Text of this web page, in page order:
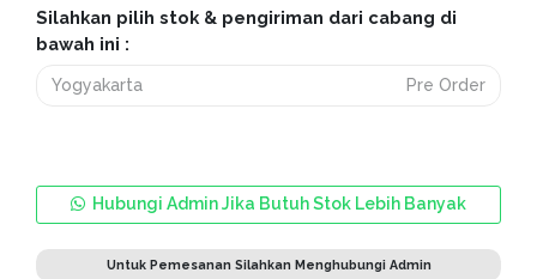
Silahkan pilih stok & pengiriman dari cabang di
bawah ini :
Yogyakarta Pre Order
Hubungi Admin Jika Butuh Stok Lebih Banyak
Untuk Pemesanan Silahkan Menghubungi Admin